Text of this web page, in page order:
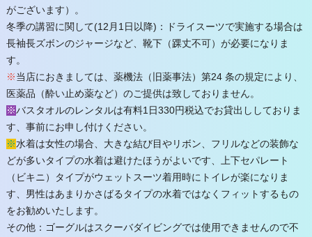
がございます）。
冬季の講習に関して(12月1日以降)：ドライスーツで実施する場合は
長袖長ズボンのジャージなど、靴下（踝丈不可）が必要になりま
す。
※ 当店におきましては、薬機法（旧薬事法）第24 条の規定により、
医薬品（酔い止め薬など）のご提供は致しておりません。
※バスタオルのレンタルは有料1日330円税込でお貸出ししておりま
す、事前にお申し付けください。
※水着は女性の場合、大きな結び目やリボン、フリルなどの装飾な
どが多いタイプの水着は避けたほうがよいです、上下セパレート
（ビキニ）タイプがウェットスーツ着用時にトイレが楽になりま
す、男性はあまりかさばるタイプの水着ではなくフィットするもの
をお勧めいたします。
その他：ゴーグルはスクーバダイビングでは使用できませんので不